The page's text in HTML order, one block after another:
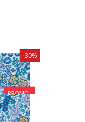
PROMO !
-30%